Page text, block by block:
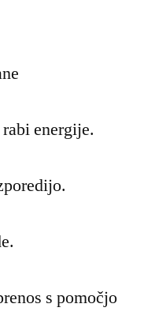
energije.
s pomočjo